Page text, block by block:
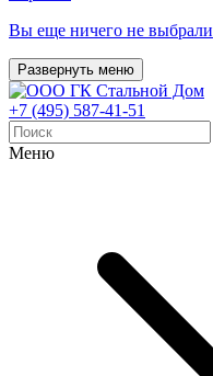
Вы еще ничего не выбрали
Развернуть меню
+7 (495) 587-41-51
Меню